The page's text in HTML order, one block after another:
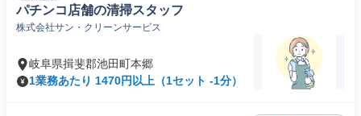
パチンコ店舗の清掃スタッフ
株式会社サン・クリーンサービス
岐阜県揖斐郡池田町本郷
1業務あたり 1470円以上（1セット -1分）